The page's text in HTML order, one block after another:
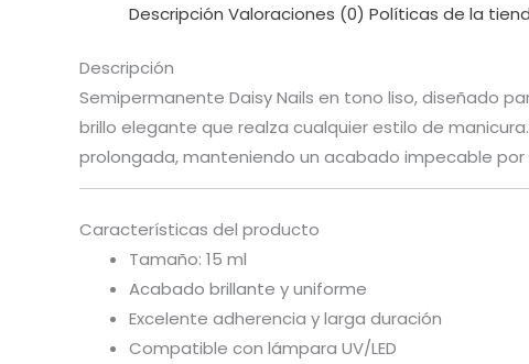
Descripción Valoraciones (0) Políticas de la
Descripción
Semipermanente Daisy Nails en tono liso, diseñado
brillo elegante que realza cualquier estilo de
prolongada, manteniendo un acabado impecable
Características del producto
Tamaño: 15 ml
Acabado brillante y uniforme
Excelente adherencia y larga duración
Compatible con lámpara UV/LED